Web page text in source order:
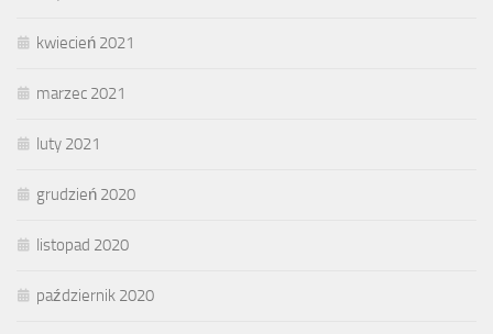
kwiecień 2021
marzec 2021
luty 2021
grudzień 2020
listopad 2020
październik 2020